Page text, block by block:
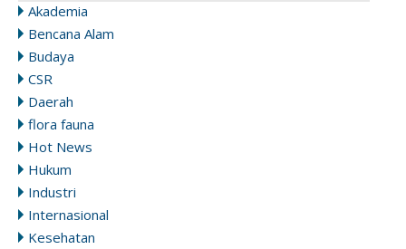
Akademia
Bencana Alam
Budaya
CSR
Daerah
flora fauna
Hot News
Hukum
Industri
Internasional
Kesehatan